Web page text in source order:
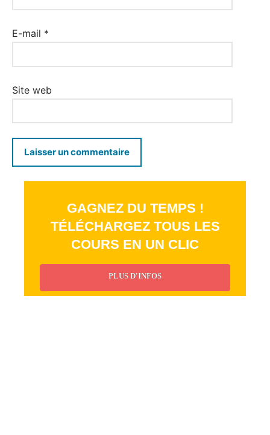
E-mail *
Site web
GAGNEZ DU TEMPS !
TÉLÉCHARGEZ TOUS LES
COURS EN UN CLIC
PLUS D'INFOS